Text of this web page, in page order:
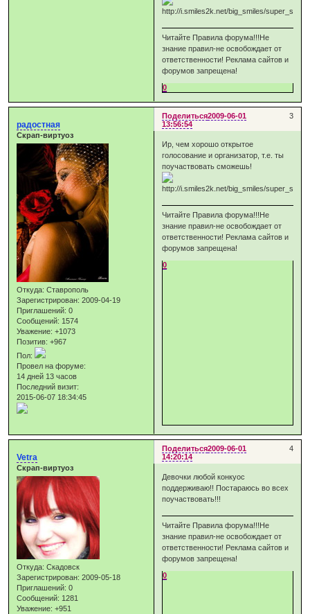
Читайте Правила форума!!!Не
знание правил-не освобождает от
ответственности! Реклама сайтов и
форумов запрещена!
0
Поделиться 3
2009-06-01
13:56:54
радостная
Скрап-виртуоз
Откуда: Ставрополь
Зарегистрирован: 2009-04-19
Приглашений: 0
Сообщений: 1574
Уважение: +1073
Позитив: +967
Пол:
Провел на форуме:
14 дней 13 часов
Последний визит:
2015-06-07 18:34:45
Ир, чем хорошо открытое
голосование и организатор, т.е. ты
поучаствовать сможешь!
Читайте Правила форума!!!Не
знание правил-не освобождает от
ответственности! Реклама сайтов и
форумов запрещена!
0
Поделиться 4
2009-06-01
14:20:14
Vetra
Скрап-виртуоз
Откуда: Скадовск
Зарегистрирован: 2009-05-18
Приглашений: 0
Сообщений: 1281
Уважение: +951
Девочки любой конкуос
поддерживаю!! Постараюсь во всех
поучаствовать!!!
Читайте Правила форума!!!Не
знание правил-не освобождает от
ответственности! Реклама сайтов и
форумов запрещена!
0